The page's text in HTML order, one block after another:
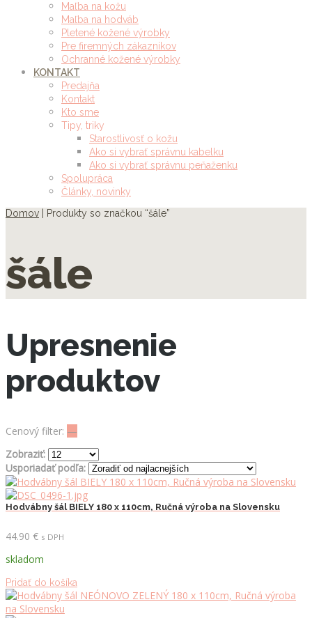
Maľba na kožu
Maľba na hodváb
Pletené kožené výrobky
Pre firemných zákazníkov
Ochranné kožené výrobky
KONTAKT
Predajňa
Kontakt
Kto sme
Tipy, triky
Starostlivosť o kožu
Ako si vybrať správnu kabelku
Ako si vybrať správnu peňaženku
Spolupráca
Články, novinky
Domov | Produkty so značkou “šále”
šále
Upresnenie
produktov
Cenový filter: —
Zobraziť:
Usporiadať podľa:
Hodvábny šál BIELY 180 x 110cm, Ručná výroba na Slovensku
44.90 € s DPH
skladom
Pridať do košíka